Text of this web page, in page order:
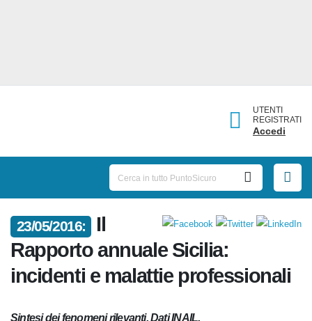
UTENTI
REGISTRATI
Accedi
23/05/2016:
Il
Rapporto annuale Sicilia:
incidenti e malattie
professionali